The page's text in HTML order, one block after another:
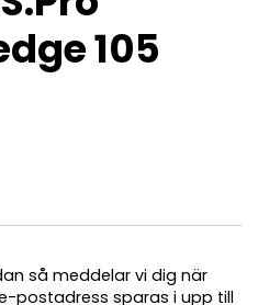
105
så meddelar vi dig när
postadress sparas i upp till